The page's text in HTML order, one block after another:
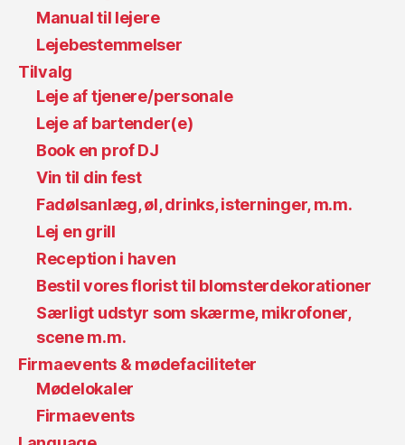
Manual til lejere
Lejebestemmelser
Tilvalg
Leje af tjenere/personale
Leje af bartender(e)
Book en prof DJ
Vin til din fest
Fadølsanlæg, øl, drinks, isterninger, m.m.
Lej en grill
Reception i haven
Bestil vores florist til blomsterdekorationer
Særligt udstyr som skærme, mikrofoner,
scene m.m.
Firmaevents & mødefaciliteter
Mødelokaler
Firmaevents